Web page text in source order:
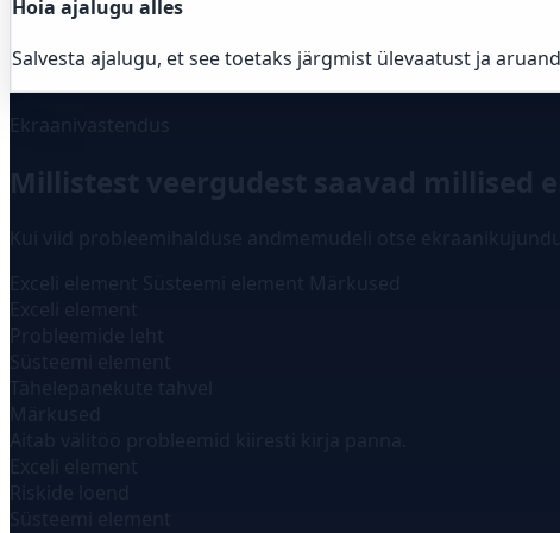
Hoia ajalugu alles
Salvesta ajalugu, et see toetaks järgmist ülevaatust ja
Ekraanivastendus